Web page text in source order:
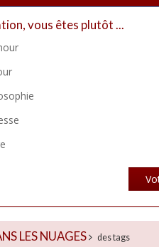
LES NUAGES des tags